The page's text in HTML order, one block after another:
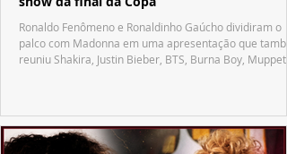
Ronaldo Fenômeno e Ronaldinho Gaúcho dividiram o
palco com Madonna em uma apresentação que
reuniu Shakira, Justin Bieber, BTS, Burna Boy, Muppets,